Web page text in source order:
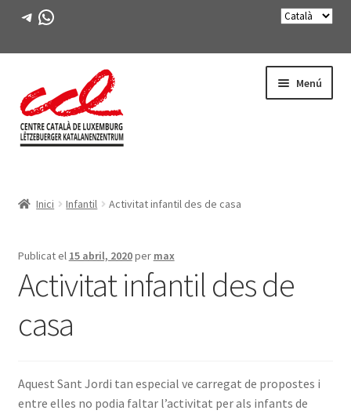
Telegram
WhatsApp
navegació
al
contingut
Menú
ACTIVITATS
CURSOS
FES-TE SOCI
LLIBRE
INICIA SESSIÓ
Inici Infantil Activitat infantil des de casa
Publicat el 15 abril, 2020per max
Activitat infantil des de
casa
Aquest Sant Jordi tan especial ve carregat de propostes i
entre elles no podia faltar l’activitat per als infants de